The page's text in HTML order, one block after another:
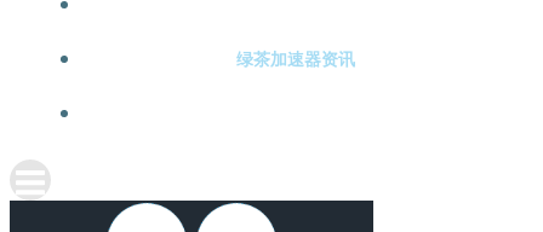
绿茶加速器资讯